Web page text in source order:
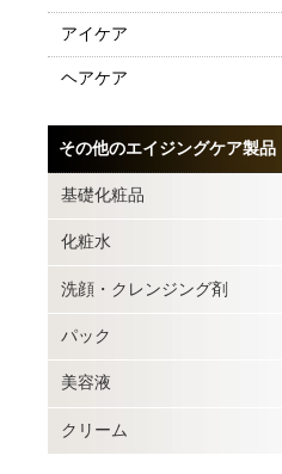
アイケア
ヘアケア
その他のエイジングケア製品
基礎化粧品
化粧水
洗顔・クレンジング剤
パック
美容液
クリーム